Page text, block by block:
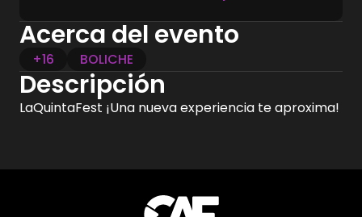
Acerca del evento
+16 BOLICHE
Descripción
LaQuintaFest ¡Una nueva experiencia te aproxima!